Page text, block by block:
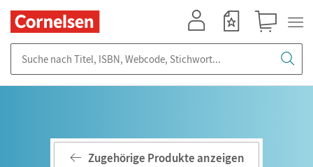
Zugehörige Produkte anzeigen